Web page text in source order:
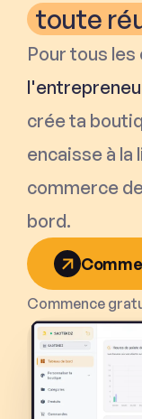
toute
Pour tous
crée ta
encaisse à
commerce
bord.
Commence